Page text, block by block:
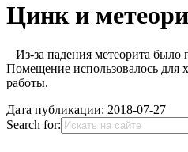
Цинк и
Из-за падения метеорита было
Помещение использовалось для
работы.
Дата публикации: 2018-07-27
Search for: